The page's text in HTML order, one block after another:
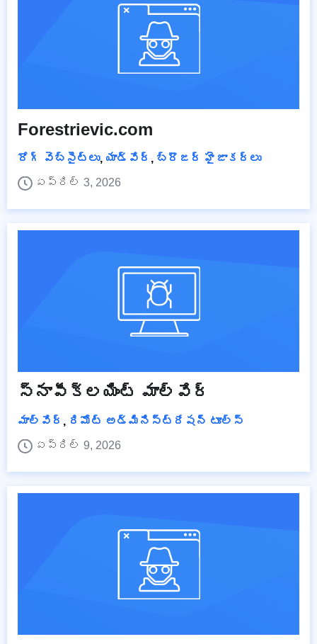
Forestrievic.com
రోగ్ వెబ్‌సైట్‌లు, యాడ్వేర్ , బ్రౌజర్ హైజాకర్లు
ఏప్రిల్ 3, 2026
స్నాపీక్లయింట్ మాల్వేర్
మాల్వేర్ , రిమోట్ అడ్మినిస్ట్రేషన్ టూల్స్
ఏప్రిల్ 9, 2026